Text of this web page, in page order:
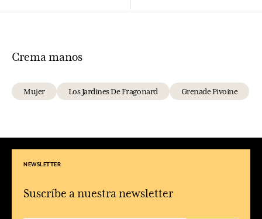
Crema manos
Mujer Los Jardines De Fragonard Grenade Pivoine
NEWSLETTER
Suscríbe a nuestra newsletter